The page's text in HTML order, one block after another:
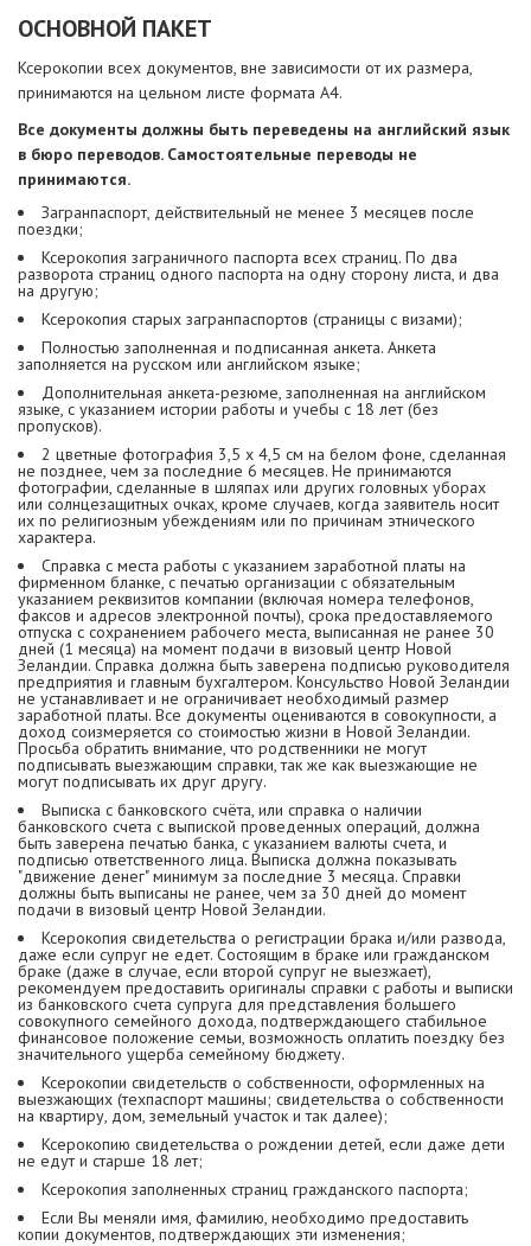
ОСНОВНОЙ ПАКЕТ
Ксерокопии всех документов, вне зависимости от их размера,
принимаются на цельном листе формата А4.
Все документы должны быть переведены на английский язык
в бюро переводов. Самостоятельные переводы не
принимаются.
Загранпаспорт, действительный не менее 3 месяцев после
поездки;
Ксерокопия заграничного паспорта всех страниц. По два
разворота страниц одного паспорта на одну сторону листа, и два
на другую;
Ксерокопия старых загранпаспортов (страницы с визами);
Полностью заполненная и подписанная анкета. Анкета
заполняется на русском или английском языке;
Дополнительная анкета-резюме, заполненная на английском
языке, с указанием истории работы и учебы с 18 лет (без
пропусков).
2 цветные фотография 3,5 х 4,5 см на белом фоне, сделанная
не позднее, чем за последние 6 месяцев. Не принимаются
фотографии, сделанные в шляпах или других головных уборах
или солнцезащитных очках, кроме случаев, когда заявитель носит
их по религиозным убеждениям или по причинам этнического
характера.
Справка с места работы с указанием заработной платы на
фирменном бланке, с печатью организации с обязательным
указанием реквизитов компании (включая номера телефонов,
факсов и адресов электронной почты), срока предоставляемого
отпуска с сохранением рабочего места, выписанная не ранее 30
дней (1 месяца) на момент подачи в визовый центр Новой
Зеландии. Справка должна быть заверена подписью руководителя
предприятия и главным бухгалтером. Консульство Новой Зеландии
не устанавливает и не ограничивает необходимый размер
заработной платы. Все документы оцениваются в совокупности, а
доход соизмеряется со стоимостью жизни в Новой Зеландии.
Просьба обратить внимание, что родственники не могут
подписывать выезжающим справки, так же как выезжающие не
могут подписывать их друг другу.
Выписка с банковского счёта, или справка о наличии
банковского счета с выпиской проведенных операций, должна
быть заверена печатью банка, с указанием валюты счета, и
подписью ответственного лица. Выписка должна показывать
"движение денег" минимум за последние 3 месяца. Справки
должны быть выписаны не ранее, чем за 30 дней до момент
подачи в визовый центр Новой Зеландии.
Ксерокопия свидетельства о регистрации брака и/или развода,
даже если супруг не едет. Состоящим в браке или гражданском
браке (даже в случае, если второй супруг не выезжает),
рекомендуем предоставить оригиналы справки с работы и выписки
из банковского счета супруга для представления большего
совокупного семейного дохода, подтверждающего стабильное
финансовое положение семьи, возможность оплатить поездку без
значительного ущерба семейному бюджету.
Ксерокопии свидетельств о собственности, оформленных на
выезжающих (техпаспорт машины; свидетельства о собственности
на квартиру, дом, земельный участок и так далее);
Ксерокопию свидетельства о рождении детей, если даже дети
не едут и старше 18 лет;
Ксерокопия заполненных страниц гражданского паспорта;
Если Вы меняли имя, фамилию, необходимо предоставить
копии документов, подтверждающих эти изменения;